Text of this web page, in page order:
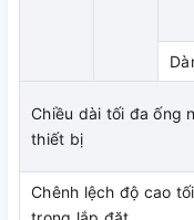
Do khung bên dưới có
chống ăn mòn được
Cách tản nhiệt của
mòn
Để nâng cao độ bền
đựng ăn mòn do muối
nhiệt được xử lý
Chiều dài tối đa ống
thiết bị
Chênh lệch độ cao